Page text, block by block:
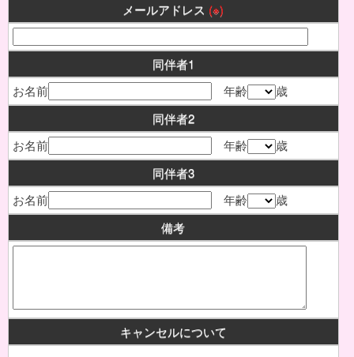
メールアドレス (※)
同伴者1
お名前
年齢
歳
同伴者2
お名前
年齢
歳
同伴者3
お名前
年齢
歳
備考
キャンセルについて